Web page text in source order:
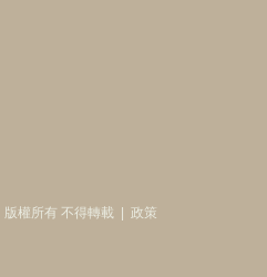
版權所有 不得轉載 | 政策